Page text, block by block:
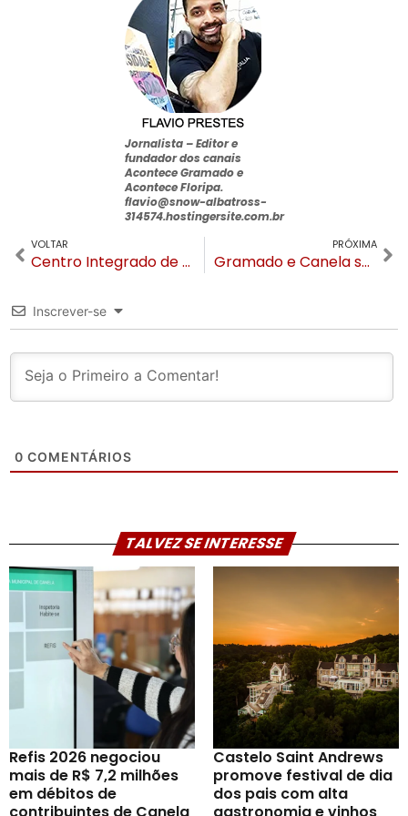
Jornalista –Editor e
fundador dos canais
Acontece Gramado e
Acontece Floripa.
flavio@snow-albatross-
314574.hostingersite.com.br
VOLTAR
Centro Integrado de Desenvolvimento e Inovação de Canela é apresentado para empresários
PRÓXIMA
Gramado e Canela saem da bandeira preta, entram em vermelha, mas não podem adotar cogestão
Inscrever-se
0 COMENTÁRIOS
TALVEZ SE INTERESSE
Refis 2026 negociou
mais de R$ 7,2 milhões
em débitos de
Castelo Saint Andrews
promove festival de dia
dos pais com alta